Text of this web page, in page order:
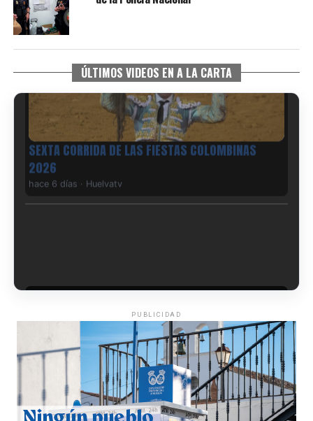
ÚLTIMOS VIDEOS EN A LA CARTA
QUINTA CORRIDA DE LAS FIESTAS COLOMBINAS
2026
PUBLICIDAD